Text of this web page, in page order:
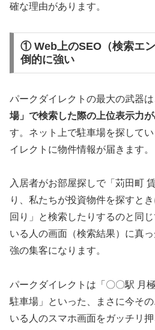
確な理由があります。
① Web上のSEO（検索エ
倒的に強い
パークダイレクトの最大の武器は
場」で検索した際の上位表示力
す。ネット上で駐車場を探して
イレクトに物件情報が届きます。
入居者がお部屋探しで「苅田町
り、私たちが投資物件を探すと
回り」と検索したりするのと同
いる人の画面（検索結果）に真
強の集客になります。
パークダイレクトは「〇〇駅 月
駐車場」といった、まさに今そ
いる人のスマホ画面をガッチリ